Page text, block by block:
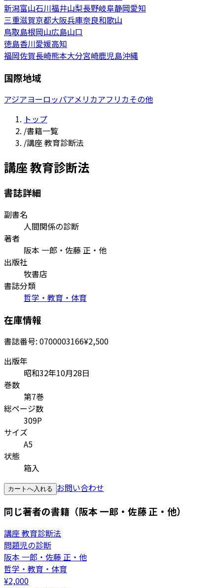
新潟富山石川福井山梨長野岐阜静岡愛知
三重滋賀京都大阪兵庫奈良和歌山
鳥取島根岡山広島山口
徳島香川愛媛高知
福岡佐賀長崎熊本大分宮崎鹿児島沖縄
国際地域
アジアヨーロッパアメリカアフリカその他
トップ
/書籍一覧
/講座 教育診断法
講座 教育診断法
書誌詳細
副書名
人間関係の診断
著者
阪本 一郎・佐藤 正・他
出版社
牧書店
書誌分類
哲学・教育・体育
在庫情報
書誌番号: 0700003166¥2,500
出版年
昭和32年10月28日
巻数
第7巻
総ページ数
309P
サイズ
A5
状態
箱入
カートへ入れる お問い合わせ
同じ著者の書籍（阪本 一郎・佐藤 正・他）
講座 教育診断法
問題児の診断
阪本 一郎・佐藤 正・他
哲学・教育・体育
¥2,000